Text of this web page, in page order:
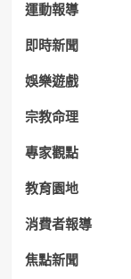
運動報導
即時新聞
娛樂遊戲
宗教命理
專家觀點
教育園地
消費者報導
焦點新聞